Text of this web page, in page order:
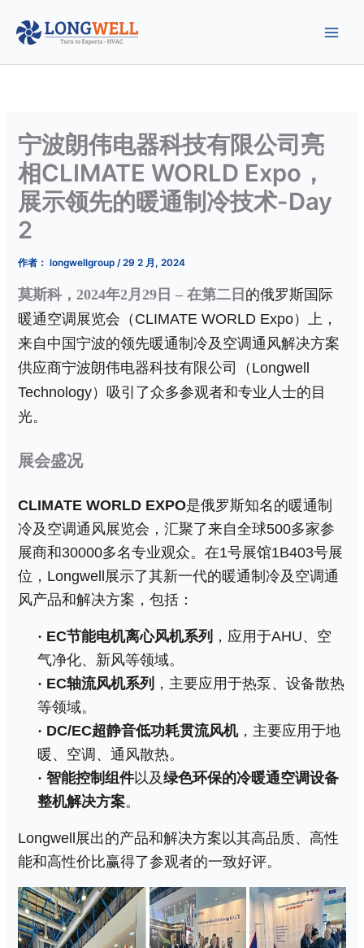
容
宁波朗伟电器科技有限公司亮
相CLIMATE WORLD Expo，
展示领先的暖通制冷技术-Day
2
作者： longwellgroup/29 2 月, 2024
莫斯科，2024年2月29 日 – 在第二日 的俄罗斯国际
暖通空调展览会（ CLIMATE WORLD Expo）
上，
来自中国宁波的领先暖通制冷及空调通风解决方案
供应商宁波朗伟电器科技有限公司（ Longwell
Technology）吸引了众多参观者和专业人士的目
光。
展会盛况
CLIMATE WORLD EXPO是俄罗斯知名 的暖通制
冷及空调通风展览会，汇聚了来自全球500多家参
展商和30000多名专业观众。在1号展馆1B403号展
位， Longwell展示了其新一代的暖通制冷及空调通
风产品和解决方案，包括：
· EC节能电机离心风机系列 ，应用于AHU、空
气净化、新风等领域。
· EC轴流风机系列 ，主要应用于热泵、设备散热
等领域。
· DC/EC超静音低功耗贯流风机，主要应用于地
暖、空调、通风散热。
·智能控制组件以及绿色环保的冷暖通空调设备
整机解决方案。
Longwell展出的产品和解决方案以其高品质、高性
能和高性价比赢得了参观者的一致好评。